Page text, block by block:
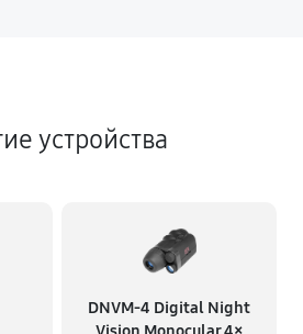
устройства
DNVM-4 Digital Night